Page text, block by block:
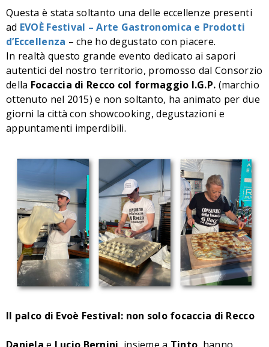
Questa è stata soltanto una delle eccellenze presenti
ad EVOÈ Festival – Arte Gastronomica e Prodotti
d’Eccellenza – che ho degustato con piacere.
In realtà questo grande evento dedicato ai sapori
autentici del nostro territorio, promosso dal Consorzio
della Focaccia di Recco col formaggio I.G.P. (marchio
ottenuto nel 2015) e non soltanto, ha animato per due
giorni la città con showcooking, degustazioni e
appuntamenti imperdibili.
Il palco di Evoè Festival: non solo focaccia di Recco